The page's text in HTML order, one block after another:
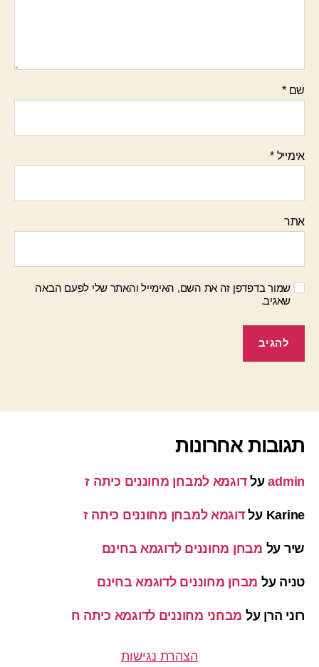
שם*
אימייל*
אתר
שמור בדפדפן זה את השם, האימייל והאתר שלי לפעם הבאה
שאגיב.
תגובות אחרונות
adminעלדוגמא למבחן מחוננים כיתה ז
Karine עלדוגמא למבחן מחוננים כיתה ז
שיר על מבחן מחוננים לדוגמא בחינם
טניה על מבחן מחוננים לדוגמא בחינם
רוני הרן על מבחני מחוננים לדוגמא כיתה ח
הצהרת נגישות